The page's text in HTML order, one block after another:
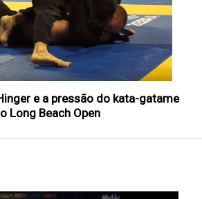
e a pressão do kata-gatame
Long Beach Open